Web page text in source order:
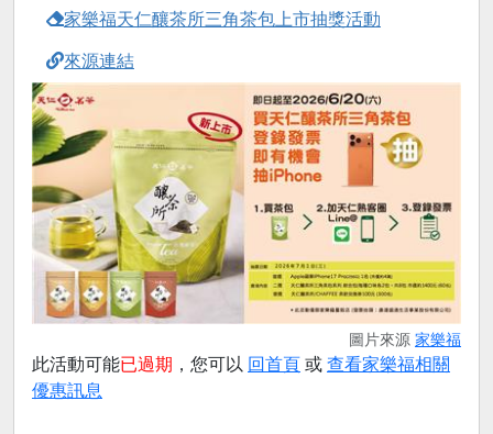
家樂福天仁釀茶所三角茶包上市抽獎活動
來源連結
圖片來源 家樂福
此活動可能已過期 ，您可以 回首頁 或 查看家樂福相關
優惠訊息